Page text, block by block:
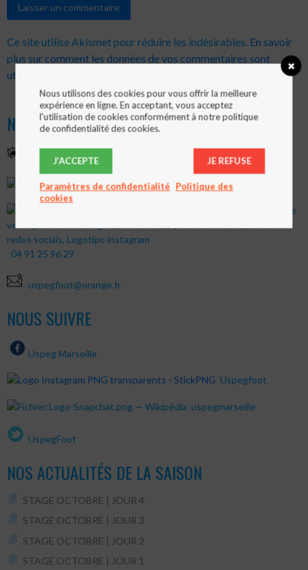
Ce site utilise Akismet pour réduire les indésirables. En savoir
plus sur comment les données de vos commentaires sont
utilisées
NOUS CONTACTER
Stade Ledeuc
282 Boulevard Mireille Lauze
04 91 25 96 29
uspegfoot@orange.fr
NOUS SUIVRE
Uspeg Marseille
Uspegfoot
uspegmarseille
UspegFoot
NOS ACTUALITÉS DE LA SAISON
STAGE OCTOBRE | JOUR 4
STAGE OCTOBRE | JOUR 3
STAGE OCTOBRE | JOUR 2
STAGE OCTOBRE | JOUR 1
Nous utilisons des cookies pour vous offrir la meilleure
expérience en ligne. En acceptant, vous acceptez
l'utilisation de cookies conformément à notre politique
de confidentialité des cookies.
J’ACCEPTE JE REFUSE
Paramètres de confidentialité Politique des
cookies